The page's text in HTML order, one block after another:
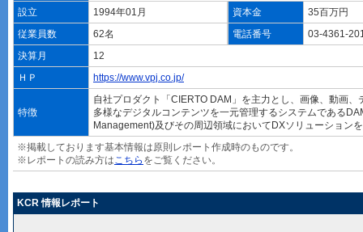
設立
1994年01月 資本金
35百万円
従業員数
62名 電話番号
03-4361-
決算月
12
ＨＰ
https://www.vpj.co.jp/
特徴
自社プロダクト「CIERTO DAM」を主力とし、画像、動画、
多様なデジタルコンテンツを一元管理するシステムである
Management)及びその周辺領域においてDXソリューション
※掲載しております基本情報は原則レポート作成時のものです。
※レポートの読み方はこちら をご覧ください。
KCR 情報レポート